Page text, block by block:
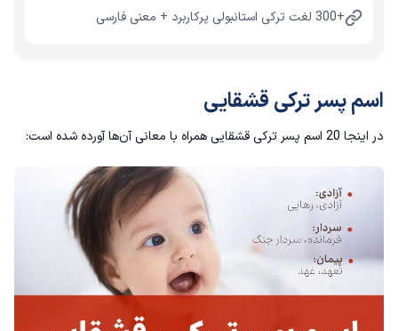
+300 لغت ترکی استانبولی پرکاربرد + معنی فارسی
اسم پسر ترکی قشقایی
در اینجا 20 اسم پسر ترکی قشقایی همراه با معانی آن‌ها آورده شده است: